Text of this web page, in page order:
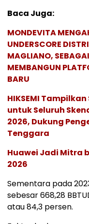
Baca Juga:
MONDEVITA
UNDERSCORE
MAGLIANO,
MEMBANGUN
BARU
HIKSEMI
untuk Seluruh
2026, Dukung
Tenggara
Huawei Jadi Mitra
2026
Sementara pada
sebesar 668,28
atau 84,3 persen.